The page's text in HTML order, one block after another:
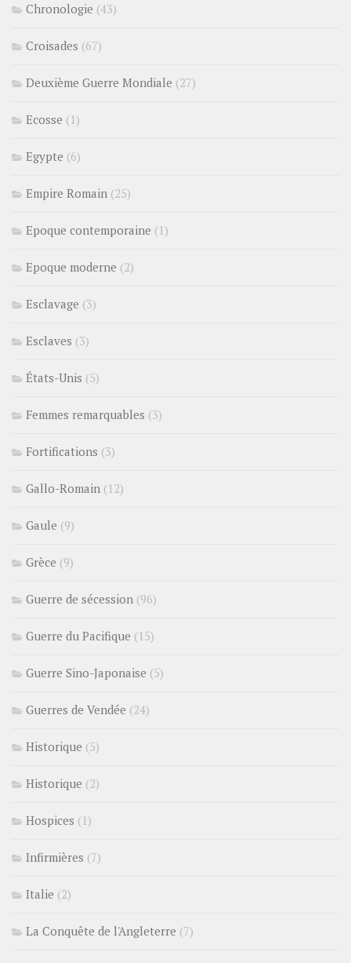
Chronologie (43)
Croisades (67)
Deuxième Guerre Mondiale (27)
Ecosse (1)
Egypte (6)
Empire Romain (25)
Epoque contemporaine (1)
Epoque moderne (2)
Esclavage (3)
Esclaves (3)
États-Unis (5)
Femmes remarquables (3)
Fortifications (3)
Gallo-Romain (12)
Gaule (9)
Grèce (9)
Guerre de sécession (96)
Guerre du Pacifique (15)
Guerre Sino-Japonaise (5)
Guerres de Vendée (24)
Historique (5)
Historique (2)
Hospices (1)
Infirmières (7)
Italie (2)
La Conquête de l'Angleterre (7)